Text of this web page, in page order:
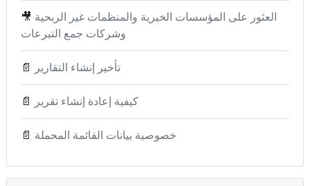
🎥 العثور على المؤسسات الخيرية والمنظمات غير الربحية
وشركات جمع التبرعات
📄 تأخير إنشاء التقارير
📄 كيفية إعادة إنشاء تقرير
📄 خصوصية بيانات القائمة المحملة